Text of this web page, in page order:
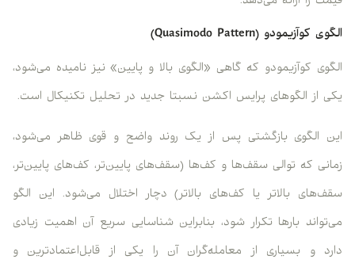
الگوی کوآزیمودو (Quasimodo Pattern)
الگوی کوآزیمودو که گاهی «الگوی بالا و پایین» نیز نامیده می‌شود،
یکی از الگوهای پرایس اکشن نسبتا جدید در تحلیل تکنیکال است.
این الگوی بازگشتی پس از یک روند واضح و قوی ظاهر می‌شود،
زمانی که توالی سقف‌ها و کف‌ها (سقف‌های پایین‌تر، کف‌های پایین‌تر،
سقف‌های بالاتر یا کف‌های بالاتر) دچار اختلال می‌شود. این الگو
می‌تواند بارها تکرار شود، بنابراین شناسایی سریع آن اهمیت زیادی
دارد و بسیاری از معامله‌گران آن را یکی از قابل‌اعتمادترین و